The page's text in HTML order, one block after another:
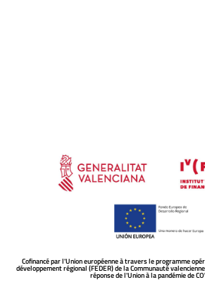
Cofinancé par l'Union européenne à travers le programme
développement régional (FEDER) de la Communauté
réponse de l'Union à la pandémie de